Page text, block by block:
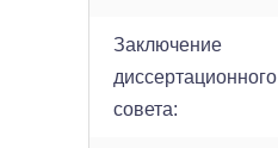
Заключение
диссертационного
совета: